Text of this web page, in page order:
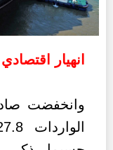
انهيار اقتصادي